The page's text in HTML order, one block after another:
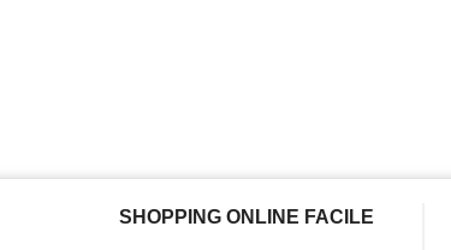
SHOPPING ONLINE FACILE